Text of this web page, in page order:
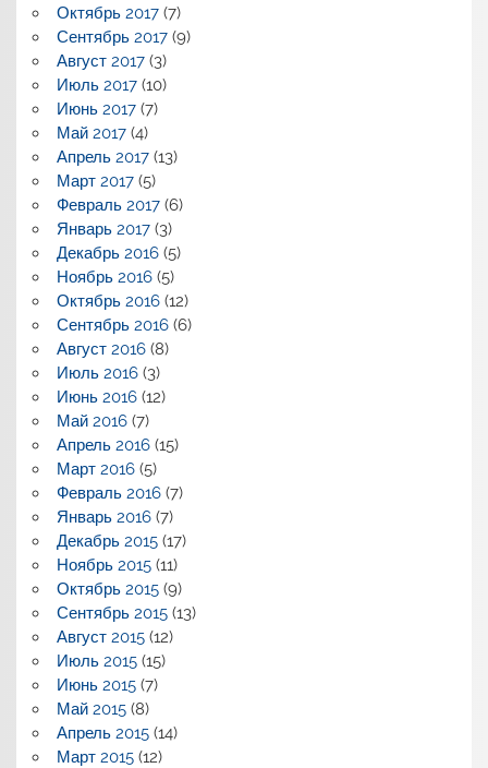
Октябрь 2017(7)
Сентябрь 2017(9)
Август 2017(3)
Июль 2017(10)
Июнь 2017(7)
Май 2017(4)
Апрель 2017(13)
Март 2017(5)
Февраль 2017(6)
Январь 2017(3)
Декабрь 2016(5)
Ноябрь 2016(5)
Октябрь 2016(12)
Сентябрь 2016(6)
Август 2016(8)
Июль 2016(3)
Июнь 2016(12)
Май 2016(7)
Апрель 2016(15)
Март 2016(5)
Февраль 2016(7)
Январь 2016(7)
Декабрь 2015(17)
Ноябрь 2015(11)
Октябрь 2015(9)
Сентябрь 2015(13)
Август 2015(12)
Июль 2015(15)
Июнь 2015(7)
Май 2015(8)
Апрель 2015(14)
Март 2015(12)